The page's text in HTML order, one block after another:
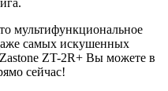
мультифункциональное
самых искушенных
ZT-2R+ Вы можете в
сейчас!